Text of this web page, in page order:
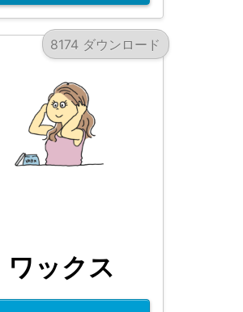
8174 ダウンロード
ワックス